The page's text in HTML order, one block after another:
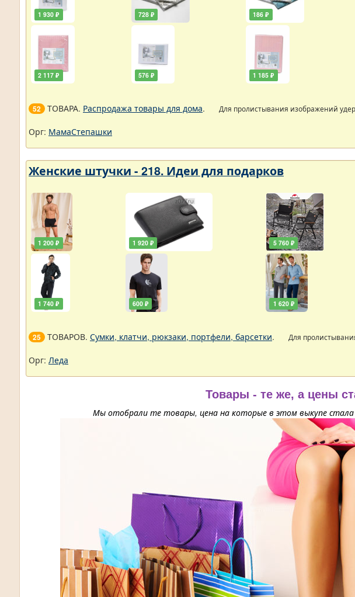
1 930 ₽
2 117 ₽
728 ₽
576 ₽
186 ₽
1 185 ₽
52 ТОВАРА. Распродажа товары для дома. Для пролистывания изображений
Орг: МамаСтепашки
Женские штучки - 218. Идеи для подарков
1 200 ₽
1 740 ₽
1 920 ₽
600 ₽
5 760 ₽
1 620 ₽
25 ТОВАРОВ. Сумки, клатчи, рюкзаки, портфели, барсетки. Для
Орг: Леда
Товары - те же, а цены
Мы отобрали те товары, цена на которые в этом выкупе стала